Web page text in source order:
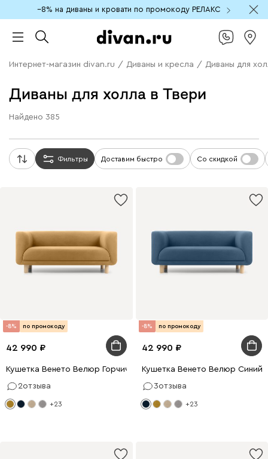
−8% на диваны и кровати по промокоду РЕЛАКС
Интернет-магазин divan.ru / Диваны и кресла / Диваны для
Диваны для холла в Твери
Найдено 385
Фильтры Доставим быстро Со скидкой
-8% по промокоду
42 990
Кушетка Венето Велюр Горчичный
2отзыва
+23
-8% по промокоду
42 990
Кушетка Венето Велюр Синий
3отзыва
+23